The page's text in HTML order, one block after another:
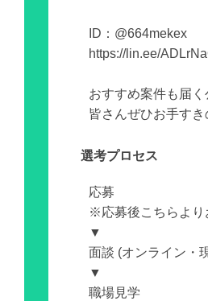
ID：@664mekex
https://lin.ee/
おすすめ案件も届く
皆さんぜひお手す
選考プロセス
応募
※応募後こちらより
▼
面談 (オンライン・
▼
職場見学